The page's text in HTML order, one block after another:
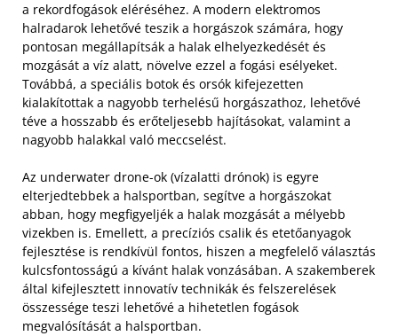
a rekordfogások eléréséhez. A modern elektromos
halradarok lehetővé teszik a horgászok számára, hogy
pontosan megállapítsák a halak elhelyezkedését és
mozgását a víz alatt, növelve ezzel a fogási esélyeket.
Továbbá, a speciális botok és orsók kifejezetten
kialakítottak a nagyobb terhelésű horgászathoz, lehetővé
téve a hosszabb és erőteljesebb hajításokat, valamint a
nagyobb halakkal való meccselést.
Az underwater drone-ok (vízalatti drónok) is egyre
elterjedtebbek a halsportban, segítve a horgászokat
abban, hogy megfigyeljék a halak mozgását a mélyebb
vizekben is. Emellett, a precíziós csalik és etetőanyagok
fejlesztése is rendkívül fontos, hiszen a megfelelő választás
kulcsfontosságú a kívánt halak vonzásában. A szakemberek
által kifejlesztett innovatív technikák és felszerelések
összessége teszi lehetővé a hihetetlen fogások
megvalósítását a halsportban.